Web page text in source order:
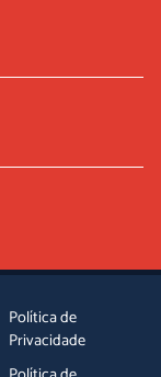
Política de
Privacidade